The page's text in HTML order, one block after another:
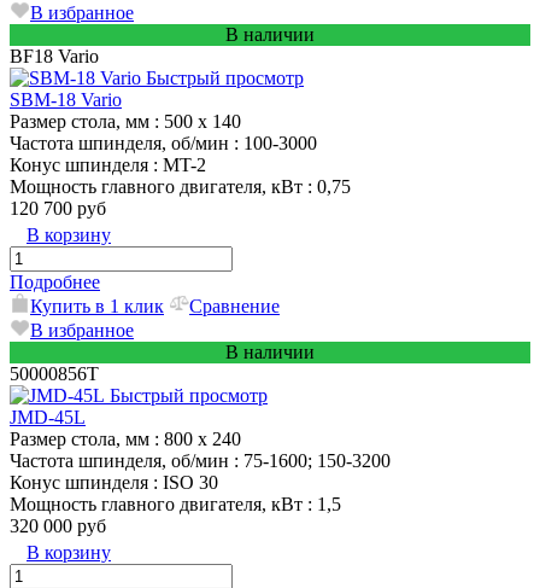
В избранное
В наличии
BF18 Vario
Быстрый просмотр
SBM-18 Vario
Размер стола, мм : 500 x 140
Частота шпинделя, об/мин : 100-3000
Конус шпинделя : MT-2
Мощность главного двигателя, кВт : 0,75
120 700 руб
В корзину
Подробнее
Купить в 1 клик
Сравнение
В избранное
В наличии
50000856T
Быстрый просмотр
JMD-45L
Размер стола, мм : 800 x 240
Частота шпинделя, об/мин : 75-1600; 150-3200
Конус шпинделя : ISO 30
Мощность главного двигателя, кВт : 1,5
320 000 руб
В корзину